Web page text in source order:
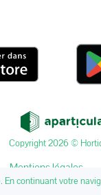
Copyright 2026 ©
Mentions légales
continuant votre